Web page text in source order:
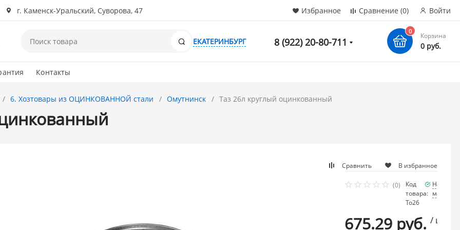
г. Каменск-Уральский, Суворова, 47 Избранное Сравнение (0) Войти
Поиск
ЕКАТЕРИНБУРГ 8 (922) 20-80-711
0
Корзина
0 руб.
Контакты
6. Хозтовары из ОЦИНКОВАННОЙ стали Омутнинск Таз 26л круглый оцинкованный
Сравнить В избранное
(0)
Код
товара:
То26
мало
675.29 руб. / шт.